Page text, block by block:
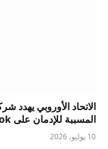
المسببة للإدمان على Facebook وInstagram
10 يوليو، 2026